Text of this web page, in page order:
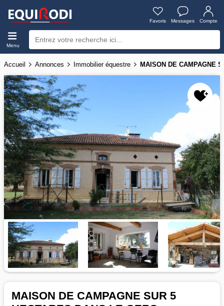
Favoris Messages Compte
Menu
Accueil Annonces Immobilier équestre MAISON DE CAMPAGNE
MAISON DE CAMPAGNE SUR 5